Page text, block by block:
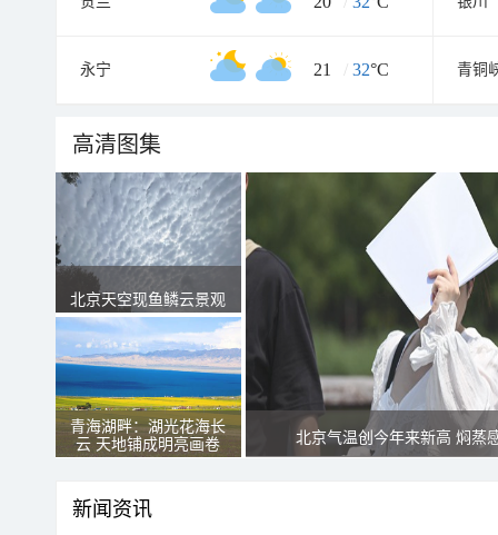
永宁 21 / 32°C 青铜
高清图集
北京天空现鱼鳞云景观
青海湖畔：湖光花海长
云 天地铺成明亮画卷
北京气温创今年来新高 焖蒸
新闻资讯